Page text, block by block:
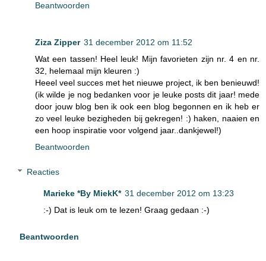
Beantwoorden
Ziza Zipper 31 december 2012 om 11:52
Wat een tassen! Heel leuk! Mijn favorieten zijn nr. 4 en nr.
32, helemaal mijn kleuren :)
Heeel veel succes met het nieuwe project, ik ben benieuwd!
(ik wilde je nog bedanken voor je leuke posts dit jaar! mede
door jouw blog ben ik ook een blog begonnen en ik heb er
zo veel leuke bezigheden bij gekregen! :) haken, naaien en
een hoop inspiratie voor volgend jaar..dankjewel!)
Beantwoorden
Reacties
Marieke *By MiekK* 31 december 2012 om 13:23
:-) Dat is leuk om te lezen! Graag gedaan :-)
Beantwoorden